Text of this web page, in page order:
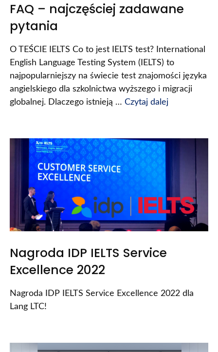
FAQ – najczęściej zadawane
pytania
O TEŚCIE IELTS Co to jest IELTS test? International
English Language Testing System (IELTS) to
najpopularniejszy na świecie test znajomości języka
angielskiego dla szkolnictwa wyższego i migracji
globalnej. Dlaczego istnieją … Czytaj dalej
Nagroda IDP IELTS Service
Excellence 2022
Nagroda IDP IELTS Service Excellence 2022 dla
Lang LTC!